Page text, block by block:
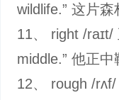
wildlife.” 这片森
11、 right /
middle.” 他正中
12、 rough /